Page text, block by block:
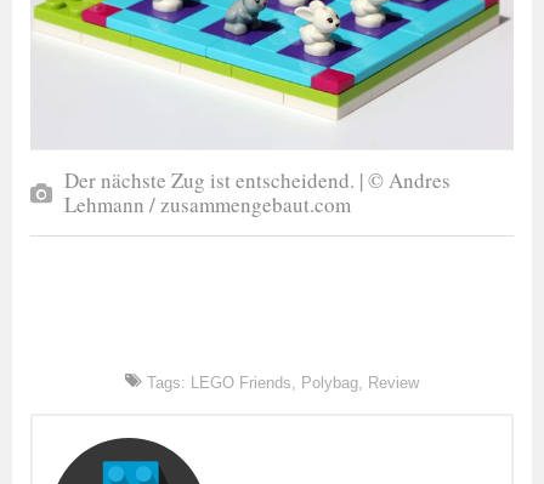
Der nächste Zug ist entscheidend. | © Andres
Lehmann / zusammengebaut.com
Tags: LEGO Friends Polybag Review